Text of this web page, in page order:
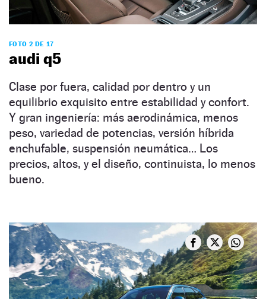
FOTO 2 DE 17
audi q5
Clase por fuera, calidad por dentro y un
equilibrio exquisito entre estabilidad y confort.
Y gran ingeniería: más aerodinámica, menos
peso, variedad de potencias, versión híbrida
enchufable, suspensión neumática… Los
precios, altos, y el diseño, continuista, lo menos
bueno.